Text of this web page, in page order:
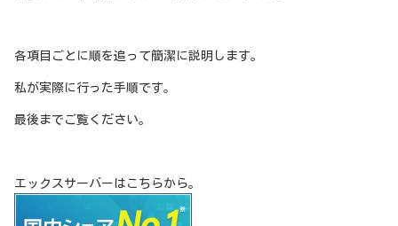
各項目ごとに順を追って簡潔に説明します。
私が実際に行った手順です。
最後までご覧ください。
エックスサーバーはこちらから。